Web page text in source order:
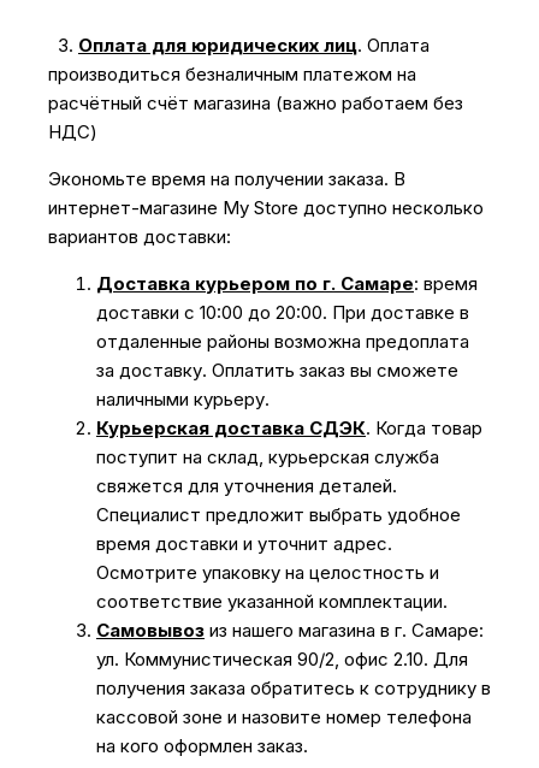
3. Оплата для юридических лиц. Оплата
производиться безналичным платежом на
расчётный счёт магазина (важно работаем без
НДС)
Экономьте время на получении заказа. В
интернет-магазине My Store доступно несколько
вариантов доставки:
Доставка курьером по г. Самаре: время
доставки с 10:00 до 20:00. При доставке в
отдаленные районы возможна предоплата
за доставку. Оплатить заказ вы сможете
наличными курьеру.
Курьерская доставка СДЭК. Когда товар
поступит на склад, курьерская служба
свяжется для уточнения деталей.
Специалист предложит выбрать удобное
время доставки и уточнит адрес.
Осмотрите упаковку на целостность и
соответствие указанной комплектации.
Самовывоз из нашего магазина в г. Самаре:
ул. Коммунистическая 90/2, офис 2.10. Для
получения заказа обратитесь к сотруднику в
кассовой зоне и назовите номер телефона
на кого оформлен заказ.